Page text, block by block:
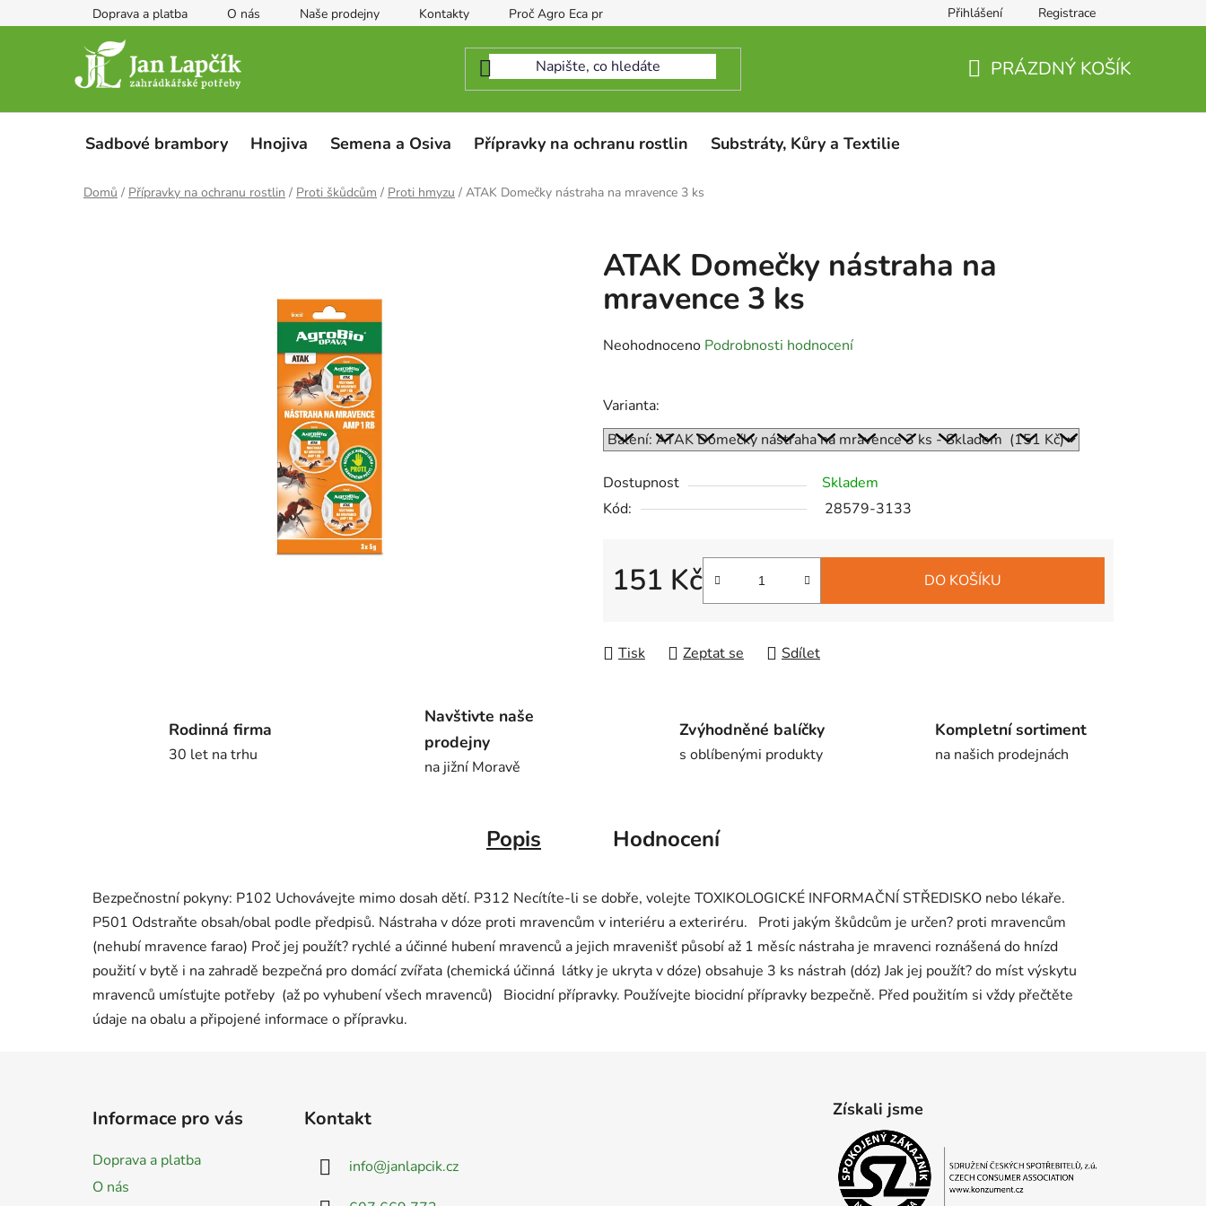
na
Doprava a platba O nás Naše prodejny Kontakty Proč Agro Eca protect Přihlášení Registrace
PRÁZDNÝ KOŠÍK
Sadbové brambory Hnojiva Semena a Osiva Přípravky na ochranu rostlin Substráty, Kůry a Textilie
Domů / Přípravky na ochranu rostlin / Proti škůdcům / Proti hmyzu / ATAK Domečky nástraha na mravence 3 ks
ATAK Domečky nástraha na
mravence 3 ks
Průměrné
0,0
5
hvězdiček.
Neohodnoceno Podrobnosti hodnocení
Varianta:
Dostupnost
Skladem
Kód:
28579-3133
151 Kč DO KOŠÍKU
Tisk Zeptat se Sdílet
Rodinná firma
30 let na trhu
Navštivte naše
prodejny
na jižní Moravě
Zvýhodněné balíčky
s oblíbenými produkty
Kompletní sortiment
na našich prodejnách
Popis Hodnocení
Bezpečnostní pokyny: P102 Uchovávejte mimo dosah dětí. P312 Necítíte-li se dobře, volejte TOXIKOLOGICKÉ INFORMAČNÍ STŘEDISKO nebo lékaře.
P501 Odstraňte obsah/obal podle předpisů. Nástraha v dóze proti mravencům v interiéru a exteriréru. Proti jakým škůdcům je určen? proti mravencům
(nehubí mravence farao) Proč jej použít? rychlé a účinné hubení mravenců a jejich mravenišť působí až 1 měsíc nástraha je mravenci roznášená do hnízd
použití v bytě i na zahradě bezpečná pro domácí zvířata (chemická účinná látky je ukryta v dóze) obsahuje 3 ks nástrah (dóz) Jak jej použít? do míst výskytu
mravenců umísťujte potřeby (až po vyhubení všech mravenců) Biocidní přípravky. Používejte biocidní přípravky bezpečně. Před použitím si vždy přečtěte
údaje na obalu a připojené informace o přípravku.
Informace pro vás
Doprava a platba
O nás
Kontakt
info@janlapcik.cz
Získali jsme